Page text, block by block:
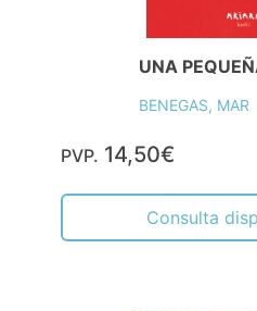
UNA
BENEGAS, MAR
PVP. 14,50€
Consulta